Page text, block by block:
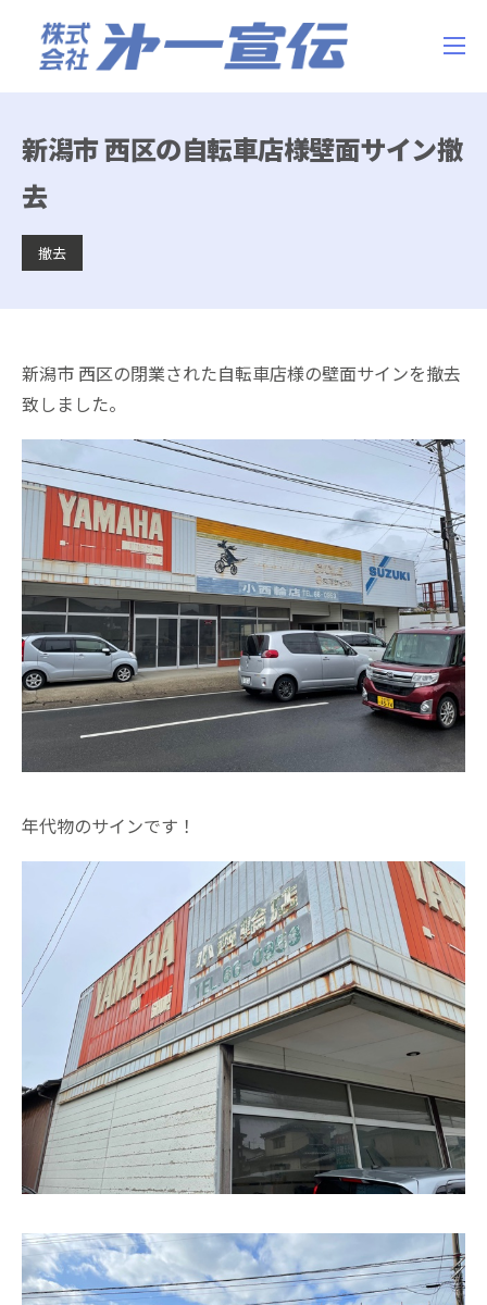
新潟市 西区の自転車店様壁面サイン撤
去
撤去
新潟市 西区の閉業された自転車店様の壁面サインを撤去
致しました。
年代物のサインです！